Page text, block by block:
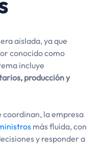
aislada, ya que
conocido como
incluye
producción y
coordinan, la empresa
más fluida, con
y responder a